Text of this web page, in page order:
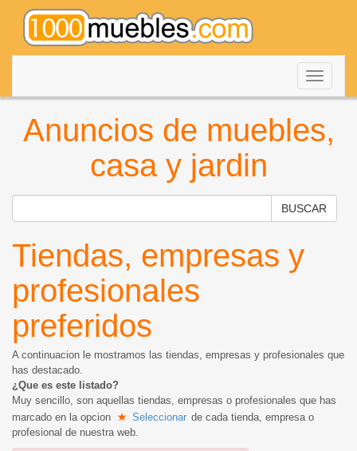
Anuncios de muebles,
casa y jardin
Tiendas, empresas y
profesionales
preferidos
A continuacion le mostramos las tiendas, empresas y profesionales que
has destacado.
¿Que es este listado?
Muy sencillo, son aquellas tiendas, empresas o profesionales que has
marcado en la opcion
Seleccionar de cada tienda, empresa o
profesional de nuestra web.